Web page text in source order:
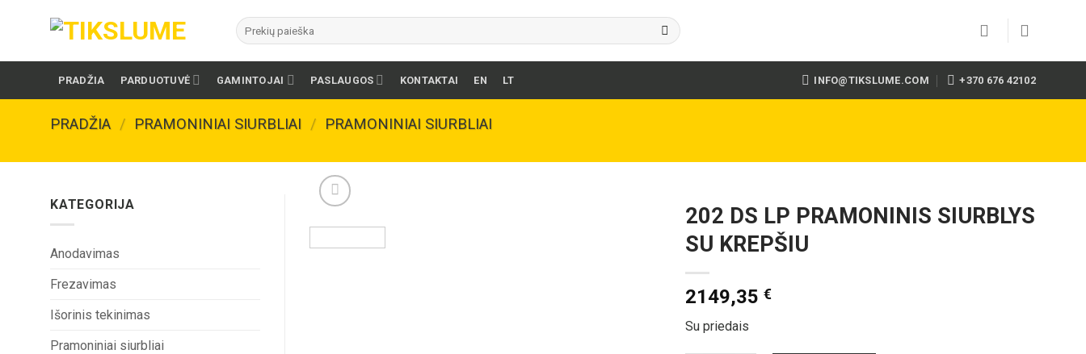
Ieškoti:
PRADŽIA PARDUOTUVĖ GAMINTOJAI PASLAUGOS KONTAKTAI EN LT INFO@TIKSLUME.COM +370 676 42102
PRADŽIA / PRAMONINIAI SIURBLIAI / PRAMONINIAI SIURBLIAI
KATEGORIJA
Anodavimas
Frezavimas
Išorinis tekinimas
Pramoniniai siurbliai
202 DS LP PRAMONINIS SIURBLYS
SU KREPŠIU
2149,35 €
Su priedais